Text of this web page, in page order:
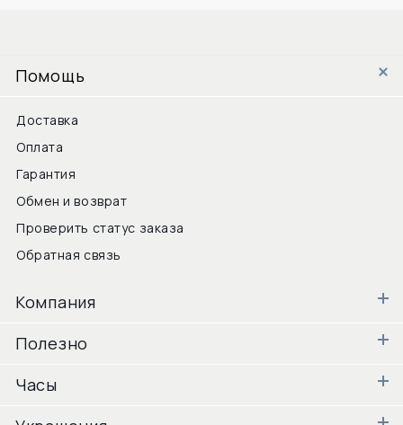
Помощь
Доставка
Оплата
Гарантия
Обмен и возврат
Проверить статус заказа
Обратная связь
Компания
Полезно
Часы